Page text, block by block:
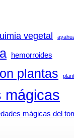
vegetal
hemorroides
plantas
mágicas
mágicas del